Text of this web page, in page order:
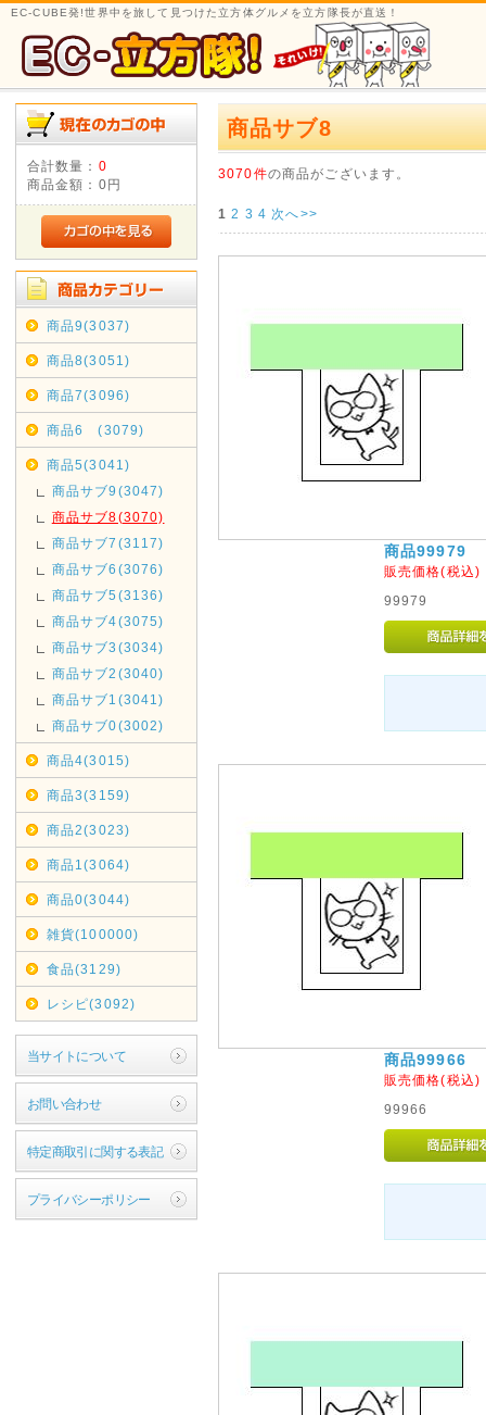
EC-CUBE発!世界中を旅して見つけた立方体グルメを立方隊長が直送！
合計数量： 0
商品金額： 0円
商品9(3037)
商品8(3051)
商品7(3096)
商品6 (3079)
商品5(3041)
商品サブ9(3047)
商品サブ8(3070)
商品サブ7(3117)
商品サブ6(3076)
商品サブ5(3136)
商品サブ4(3075)
商品サブ3(3034)
商品サブ2(3040)
商品サブ1(3041)
商品サブ0(3002)
商品4(3015)
商品3(3159)
商品2(3023)
商品1(3064)
商品0(3044)
雑貨(100000)
食品(3129)
レシピ(3092)
当サイトについて
お問い合わせ
特定商取引に関する表記
プライバシーポリシー
商品サブ8
3070件の商品がございます。
1 2 3 4 次へ>>
商品99979
販売価格(税込
99979
商品99966
販売価格(税込
99966